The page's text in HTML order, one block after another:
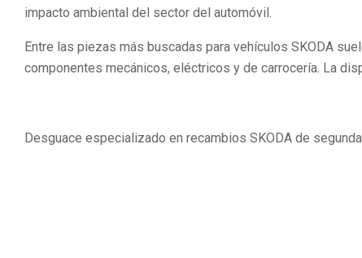
impacto ambiental del sector del automóvil.
Entre las piezas más buscadas para vehículos SKODA
componentes mecánicos, eléctricos y de carrocería. La
Desguace especializado en recambios SKODA de